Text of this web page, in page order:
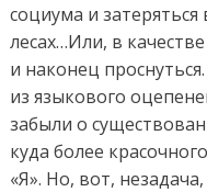
социума и
лесах…Или, в
и наконец
из языкового
забыли о
куда более
«Я». Но, вот,